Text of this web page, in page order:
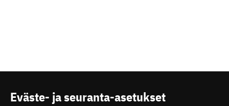
Eväste- ja seuranta-asetukset